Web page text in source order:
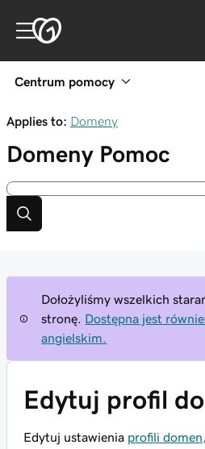
Centrum pomocy
Applies to: Domeny
Domeny Pomoc
Dołożyliśmy wszelkich
stronę.
Dostępna jest
angielskim.
Edytuj profil
Edytuj ustawienia profili domen,